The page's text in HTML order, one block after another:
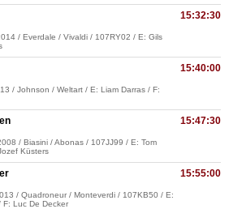
15:32:30
/ Everdale / Vivaldi / 107RY02 / E: Gils
15:40:00
/ Johnson / Weltart / E: Liam Darras / F:
15:47:30
/ Biasini / Abonas / 107JJ99 / E: Tom
Küsters
15:55:00
/ Quadroneur / Monteverdi / 107KB50 / E:
F: Luc De Decker